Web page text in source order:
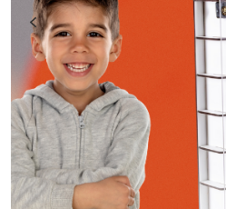
Diorama Garaj